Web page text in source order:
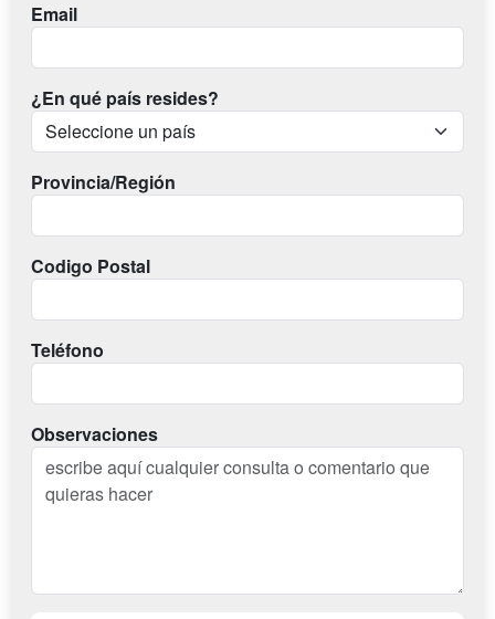
Email
¿En qué país resides?
Provincia/Región
Codigo Postal
Teléfono
Observaciones